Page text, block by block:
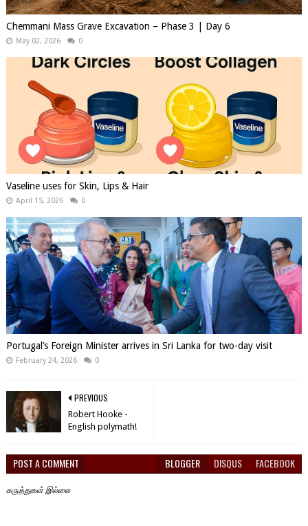
Chemmani Mass Grave Excavation – Phase 3 | Day 6
May 02, 2026 0
Vaseline uses for Skin, Lips & Hair
April 15, 2026 0
Portugal’s Foreign Minister arrives in Sri Lanka for two-day visit
February 24, 2026 0
PREVIOUS
Robert Hooke -
English polymath!
POST A COMMENT BLOGGER DISQUS FACEBOOK
கருத்துகள் இல்லை